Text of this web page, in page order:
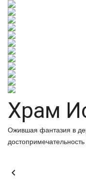
Храм
Ожившая фантазия в
достопримечательность
